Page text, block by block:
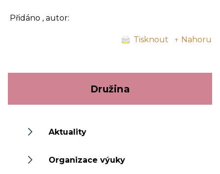
Přidáno , autor:
Tisknout ↑ Nahoru
Družina
Aktuality
Organizace výuky